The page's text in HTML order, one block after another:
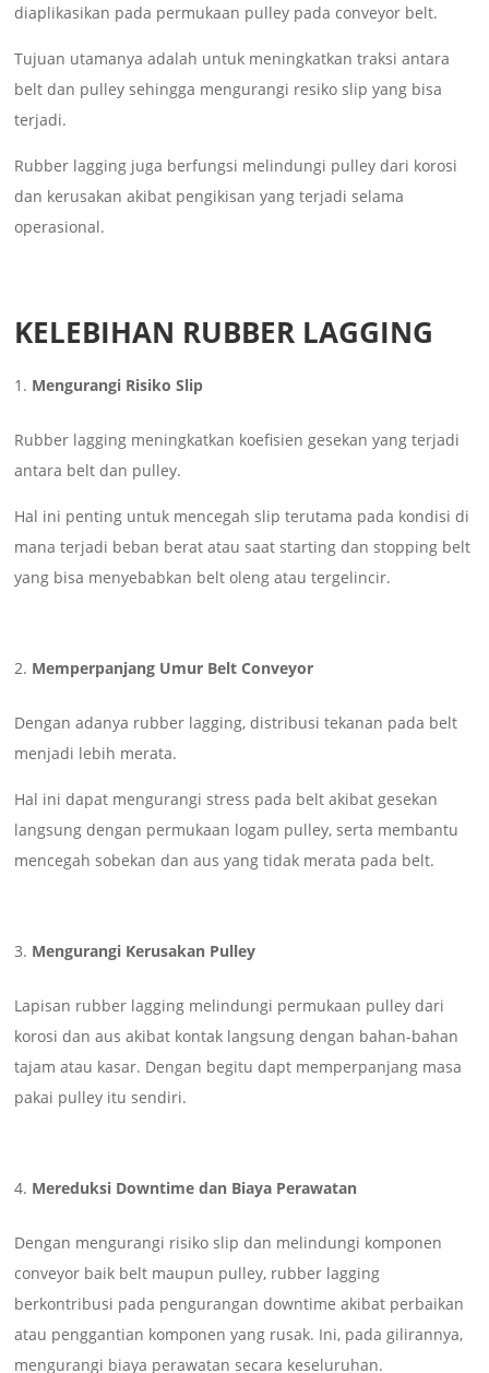
diaplikasikan pada permukaan pulley pada conveyor belt.
Tujuan utamanya adalah untuk meningkatkan traksi antara
belt dan pulley sehingga mengurangi resiko slip yang bisa
terjadi.
Rubber lagging juga berfungsi melindungi pulley dari korosi
dan kerusakan akibat pengikisan yang terjadi selama
operasional.
KELEBIHAN RUBBER LAGGING
Mengurangi Risiko Slip
Rubber lagging meningkatkan koefisien gesekan yang terjadi
antara belt dan pulley.
Hal ini penting untuk mencegah slip terutama pada kondisi di
mana terjadi beban berat atau saat starting dan stopping belt
yang bisa menyebabkan belt oleng atau tergelincir.
Memperpanjang Umur Belt Conveyor
Dengan adanya rubber lagging, distribusi tekanan pada belt
menjadi lebih merata.
Hal ini dapat mengurangi stress pada belt akibat gesekan
langsung dengan permukaan logam pulley, serta membantu
mencegah sobekan dan aus yang tidak merata pada belt.
Mengurangi Kerusakan Pulley
Lapisan rubber lagging melindungi permukaan pulley dari
korosi dan aus akibat kontak langsung dengan bahan-bahan
tajam atau kasar. Dengan begitu dapt memperpanjang masa
pakai pulley itu sendiri.
Mereduksi Downtime dan Biaya Perawatan
Dengan mengurangi risiko slip dan melindungi komponen
conveyor baik belt maupun pulley, rubber lagging
berkontribusi pada pengurangan downtime akibat perbaikan
atau penggantian komponen yang rusak. Ini, pada gilirannya,
mengurangi biaya perawatan secara keseluruhan.